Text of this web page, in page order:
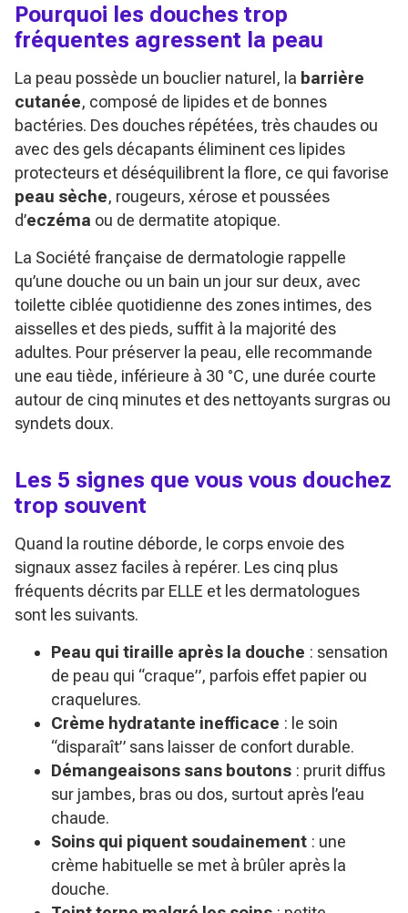
Pourquoi les douches trop
fréquentes agressent la peau
La peau possède un bouclier naturel, la barrière
cutanée, composé de lipides et de bonnes
bactéries. Des douches répétées, très chaudes ou
avec des gels décapants éliminent ces lipides
protecteurs et déséquilibrent la flore, ce qui favorise
peau sèche, rougeurs, xérose et poussées
d’eczéma ou de dermatite atopique.
La Société française de dermatologie rappelle
qu’une douche ou un bain un jour sur deux, avec
toilette ciblée quotidienne des zones intimes, des
aisselles et des pieds, suffit à la majorité des
adultes. Pour préserver la peau, elle recommande
une eau tiède, inférieure à 30 °C, une durée courte
autour de cinq minutes et des nettoyants surgras ou
syndets doux.
Les 5 signes que vous vous douchez
trop souvent
Quand la routine déborde, le corps envoie des
signaux assez faciles à repérer. Les cinq plus
fréquents décrits par ELLE et les dermatologues
sont les suivants.
Peau qui tiraille après la douche : sensation
de peau qui “craque”, parfois effet papier ou
craquelures.
Crème hydratante inefficace : le soin
“disparaît” sans laisser de confort durable.
Démangeaisons sans boutons : prurit diffus
sur jambes, bras ou dos, surtout après l’eau
chaude.
Soins qui piquent soudainement : une
crème habituelle se met à brûler après la
douche.